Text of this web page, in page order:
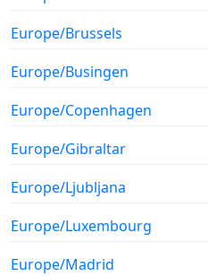
Europe/Brussels
Europe/Busingen
Europe/Copenhagen
Europe/Gibraltar
Europe/Ljubljana
Europe/Luxembourg
Europe/Madrid